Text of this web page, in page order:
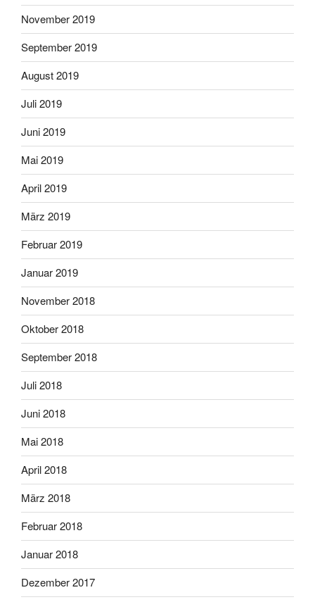
November 2019
September 2019
August 2019
Juli 2019
Juni 2019
Mai 2019
April 2019
März 2019
Februar 2019
Januar 2019
November 2018
Oktober 2018
September 2018
Juli 2018
Juni 2018
Mai 2018
April 2018
März 2018
Februar 2018
Januar 2018
Dezember 2017